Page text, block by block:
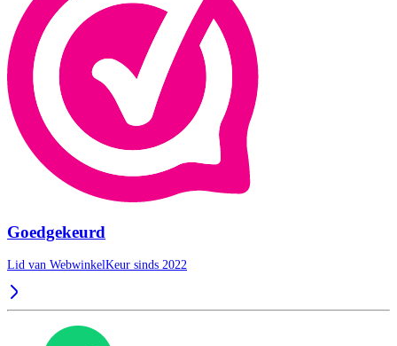
Goedgekeurd
Lid van WebwinkelKeur sinds 2022